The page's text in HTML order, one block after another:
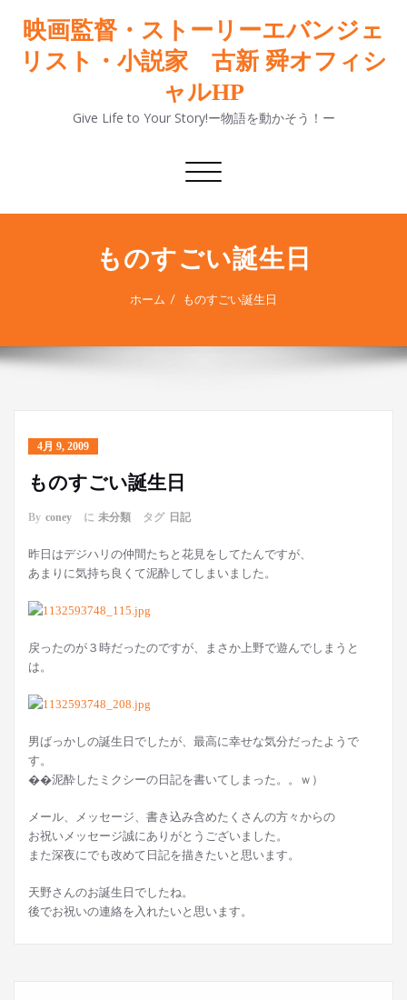
映画監督・ストーリーエバンジェ
リスト・小説家 古新 舜オフィシ
ャルHP
Give Life to Your Story!ー物語を動かそう！ー
ナ
ゲ
シ
ョ
ン
切
替
ものすごい誕生日
ホーム ものすごい誕生日
4月 9, 2009
ものすごい誕生日
By coney に 未分類 タグ 日記
昨日はデジハリの仲間たちと花見をしてたんですが、
あまりに気持ち良くて泥酔してしまいました。
戻ったのが３時だったのですが、まさか上野で遊んでしまうと
は。
男ばっかしの誕生日でしたが、最高に幸せな気分だったようで
す。
��泥酔したミクシーの日記を書いてしまった。。ｗ）
メール、メッセージ、書き込み含めたくさんの方々からの
お祝いメッセージ誠にありがとうございました。
また深夜にでも改めて日記を描きたいと思います。
天野さんのお誕生日でしたね。
後でお祝いの連絡を入れたいと思います。